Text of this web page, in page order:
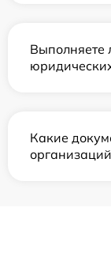
Выполняете
Какие